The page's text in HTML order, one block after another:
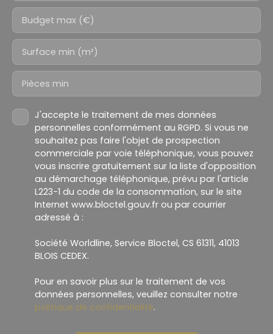
Budget max (€)
Surface min (m²)
Pièces min
J'accepte le traitement de mes données
personnelles conformément au RGPD. Si vous ne
souhaitez pas faire l'objet de prospection
commerciale par voie téléphonique, vous pouvez
vous inscrire gratuitement sur la liste d'opposition
au démarchage téléphonique, prévu par l'article
L223-1 du code de la consommation, sur le site
Internet www.bloctel.gouv.fr ou par courrier
adressé à :
Société Worldline, Service Bloctel, CS 61311, 41013
BLOIS CEDEX.
Pour en savoir plus sur le traitement de vos
données personnelles, veuillez consulter notre
politique de confidentialité.